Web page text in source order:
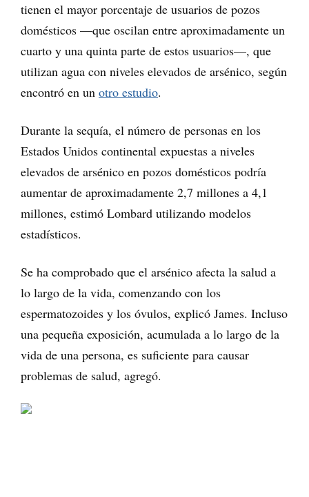
tienen el mayor porcentaje de usuarios de pozos
domésticos —que oscilan entre aproximadamente un
cuarto y una quinta parte de estos usuarios—, que
utilizan agua con niveles elevados de arsénico, según
encontró en un otro estudio.
Durante la sequía, el número de personas en los
Estados Unidos continental expuestas a niveles
elevados de arsénico en pozos domésticos podría
aumentar de aproximadamente 2,7 millones a 4,1
millones, estimó Lombard utilizando modelos
estadísticos.
Se ha comprobado que el arsénico afecta la salud a
lo largo de la vida, comenzando con los
espermatozoides y los óvulos, explicó James. Incluso
una pequeña exposición, acumulada a lo largo de la
vida de una persona, es suficiente para causar
problemas de salud, agregó.